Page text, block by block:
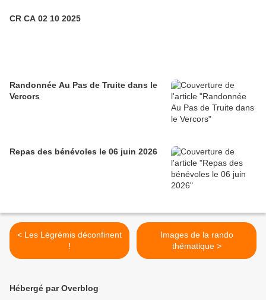
CR CA 02 10 2025
Randonnée Au Pas de Truite dans le
Vercors
Repas des bénévoles le 06 juin 2026
< Les Légrémis déconfinent
!
Images de la rando
thématique >
Hébergé par Overblog